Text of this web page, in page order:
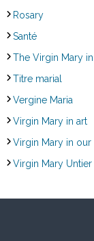
Rosary
Santé
The Virgin Mary
Titre marial
Vergine Maria
Virgin Mary in art
Virgin Mary in our
Virgin Mary